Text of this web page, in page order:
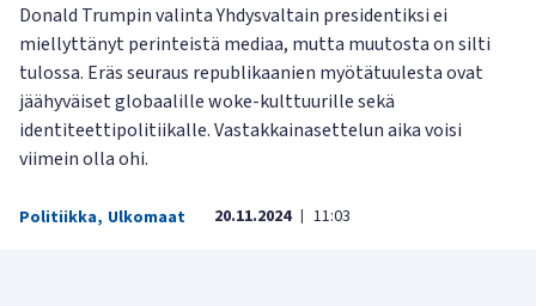
Donald Trumpin valinta Yhdysvaltain presidentiksi ei
miellyttänyt perinteistä mediaa, mutta muutosta on silti
tulossa. Eräs seuraus republikaanien myötätuulesta ovat
jäähyväiset globaalille woke-kulttuurille sekä
identiteettipolitiikalle. Vastakkainasettelun aika voisi
viimein olla ohi.
Politiikka, Ulkomaat 20.11.2024 | 11:03